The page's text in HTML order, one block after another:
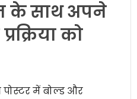
के साथ अपने
को
में बोल्ड और